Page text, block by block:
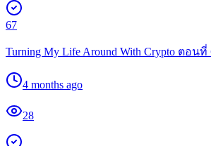
67
Turning My Life Around With Crypto ตอนที่
4 months ago
28